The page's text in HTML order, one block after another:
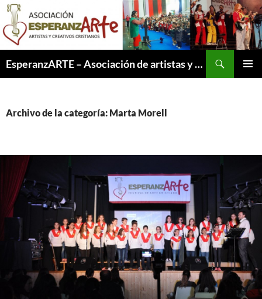
Saltar
contenido
EsperanzARTE – Asociación de artistas y creativos cristianos
Archivo de la categoría: Marta Morell